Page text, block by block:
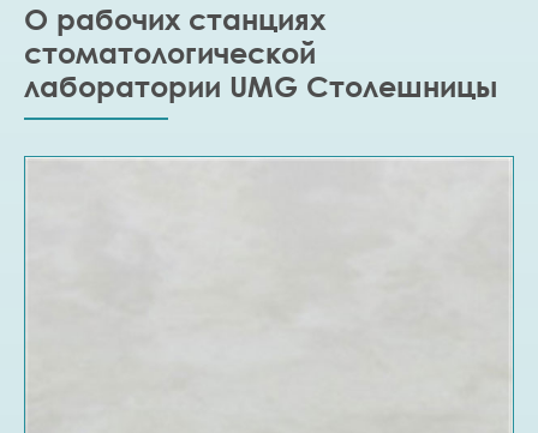
О рабочих станциях
стоматологической
лаборатории UMG Столешницы